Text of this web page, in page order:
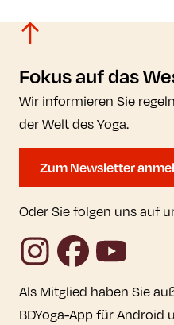
Fokus auf das
Wir informieren Sie
der Welt des Yoga.
Zum Newsletter
Oder Sie folgen uns auf
InstagramFacebookYouTube
Als Mitglied haben Sie
BDYoga-App für Android